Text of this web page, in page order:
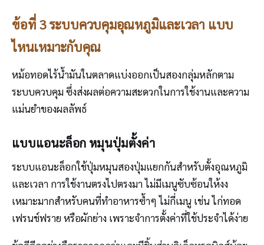
ข้อที่ 3 ระบบควบคุมอุณหภูมิและเวลา แบบ
ไหนเหมาะกับคุณ
หม้อทอดไร้น้ำมันในตลาดแบ่งออกเป็นสองกลุ่มหลักตาม
ระบบควบคุม ซึ่งส่งผลต่อความสะดวกในการใช้งานและความ
แม่นยำของผลลัพธ์
แบบแอนะล็อก หมุนปุ่มตั้งค่า
ระบบแอนะล็อกใช้ปุ่มหมุนสองปุ่มแยกกันสำหรับตั้งอุณหภูมิ
และเวลา การใช้งานตรงไปตรงมา ไม่มีเมนูซับซ้อนให้งง
เหมาะมากสำหรับคนที่ทำอาหารซ้ำๆ ไม่กี่เมนู เช่น ไก่ทอด
เฟรนช์ฟราย หรือผักย่าง เพราะจำการตั้งค่าที่ใช้ประจำได้ง่าย